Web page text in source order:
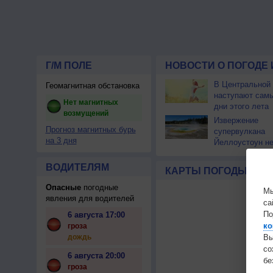
Г/М ПОЛЕ
Геомагнитная обстановка
Нет магнитных
возмущений
Прогноз магнитных бурь
на 3 дня
ВОДИТЕЛЯМ
Опасныепогодные
явления для водителей
6 августа 17:00
гроза
дождь
6 августа 20:00
гроза
НОВОСТИ О ПОГОДЕ
В Центральной
наступают
дни этого лета
Извержение
супервулкана
Йеллоустоун
к уничтожению
КАРТЫ ПОГОДЫ